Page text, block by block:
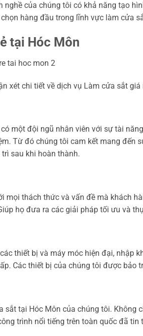
của chúng tôi có khả năng tạo
hàng đầu trong lĩnh vực làm cửa
tại Hóc Môn
xét chi tiết về dịch vụ Làm cửa sắt
một đội ngũ nhân viên với sự tài
Từ đó chúng tôi cam kết mang đến
sau khi hoàn thành.
mọi thách thức và vấn đề mà khách
họ đưa ra các giải pháp tối ưu và
thiết bị và máy móc hiện đại, nhập
Các thiết bị của chúng tôi được
sắt tại Hóc Môn của chúng tôi.
trình nổi tiếng trên toàn quốc đã